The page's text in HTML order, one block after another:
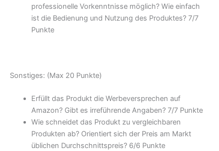
professionelle Vorkenntnisse möglich? Wie einfach
ist die Bedienung und Nutzung des Produktes? 7/7
Punkte
Sonstiges: (Max 20 Punkte)
Erfüllt das Produkt die Werbeversprechen auf
Amazon? Gibt es irreführende Angaben? 7/7 Punkte
Wie schneidet das Produkt zu vergleichbaren
Produkten ab? Orientiert sich der Preis am Markt
üblichen Durchschnittspreis? 6/6 Punkte